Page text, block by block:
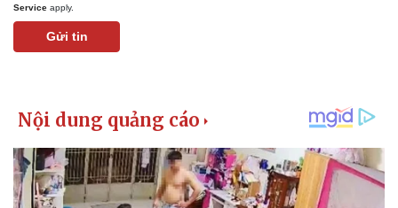
Kinh tế
Service apply.
Gửi tin